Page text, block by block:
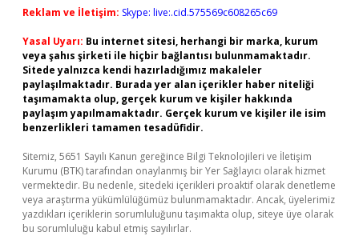
Reklam ve İletişim: Skype: live:.cid.575569c608265c69
Yasal Uyarı: Bu internet sitesi, herhangi bir marka, kurum
veya şahıs şirketi ile hiçbir bağlantısı bulunmamaktadır.
Sitede yalnızca kendi hazırladığımız makaleler
paylaşılmaktadır. Burada yer alan içerikler haber niteliği
taşımamakta olup, gerçek kurum ve kişiler hakkında
paylaşım yapılmamaktadır. Gerçek kurum ve kişiler ile isim
benzerlikleri tamamen tesadüfidir.
Sitemiz, 5651 Sayılı Kanun gereğince Bilgi Teknolojileri ve İletişim
Kurumu (BTK) tarafından onaylanmış bir Yer Sağlayıcı olarak hizmet
vermektedir. Bu nedenle, sitedeki içerikleri proaktif olarak denetleme
veya araştırma yükümlülüğümüz bulunmamaktadır. Ancak, üyelerimiz
yazdıkları içeriklerin sorumluluğunu taşımakta olup, siteye üye olarak
bu sorumluluğu kabul etmiş sayılırlar.